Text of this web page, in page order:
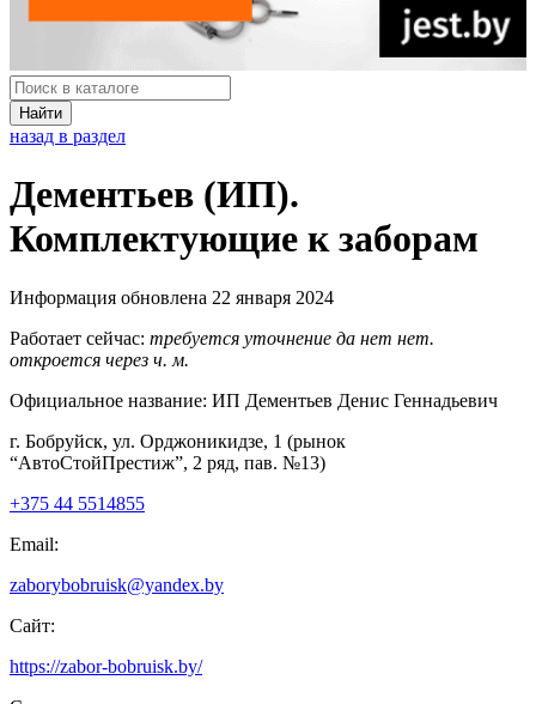
Найти
назад в раздел
Дементьев (ИП).
Комплектующие к заборам
Информация обновлена 22 января 2024
Работает сейчас: требуется уточнение да нет нет.
откроется через ч. м.
Официальное название: ИП Дементьев Денис Геннадьевич
г. Бобруйск, ул. Орджоникидзе, 1 (рынок
“АвтоСтойПрестиж”, 2 ряд, пав. №13)
+375 44 5514855
Email:
zaborybobruisk@yandex.by
Сайт:
https://zabor-bobruisk.by/